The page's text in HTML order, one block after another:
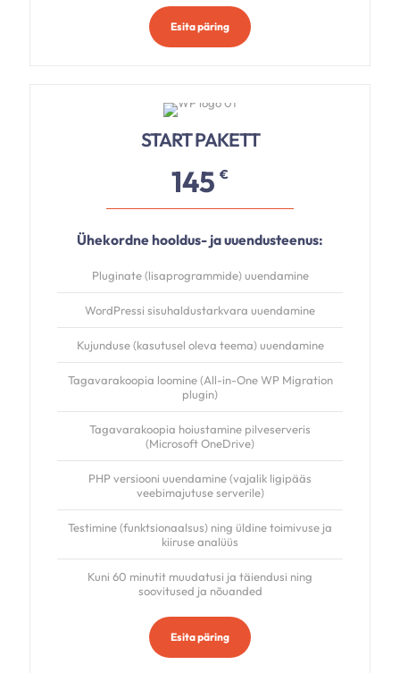
Esita päring
START PAKETT
145 €
Ühekordne hooldus- ja uuendusteenus:
Pluginate (lisaprogrammide) uuendamine
WordPressi sisuhaldustarkvara uuendamine
Kujunduse (kasutusel oleva teema) uuendamine
Tagavarakoopia loomine (All-in-One WP Migration
plugin)
Tagavarakoopia hoiustamine pilveserveris
(Microsoft OneDrive)
PHP versiooni uuendamine (vajalik ligipääs
veebimajutuse serverile)
Testimine (funktsionaalsus) ning üldine toimivuse ja
kiiruse analüüs
Kuni 60 minutit muudatusi ja täiendusi ning
soovitused ja nõuanded
Esita päring